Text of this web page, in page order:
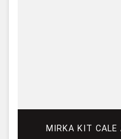
MIRKA KIT CALE